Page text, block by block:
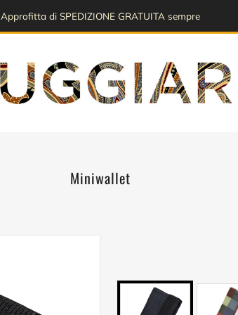
Approfitta di SPEDIZIONE GRATUITA sempre
Miniwallet